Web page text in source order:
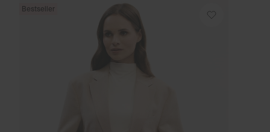
Bestseller